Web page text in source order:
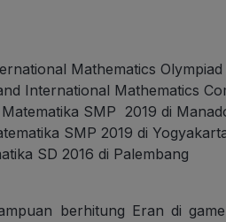
Mathematics
International Mathematics
SMP 2019 di
SMP 2019 di
SD 2016 di Palembang
berhitung Eran di